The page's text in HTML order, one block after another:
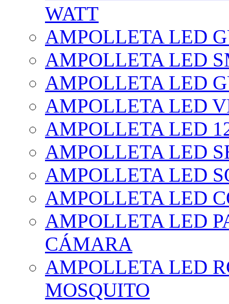
WATT
AMPOLLETA LED
AMPOLLETA LED
AMPOLLETA LED
AMPOLLETA LED
AMPOLLETA LED
AMPOLLETA LED
AMPOLLETA LED
AMPOLLETA LED
AMPOLLETA LED
CÁMARA
AMPOLLETA LED
MOSQUITO